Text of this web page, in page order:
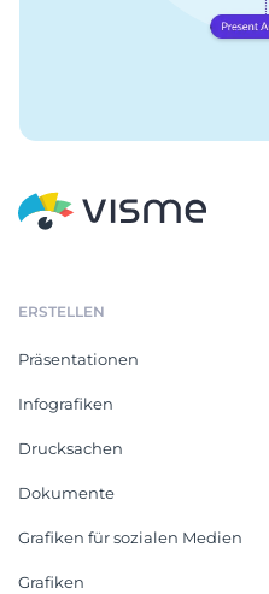
ERSTELLEN
Präsentationen
Infografiken
Drucksachen
Dokumente
Grafiken für sozialen Medien
Grafiken